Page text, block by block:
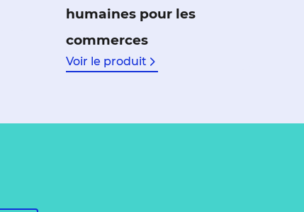
humaines pour les
commerces
Voir le produit